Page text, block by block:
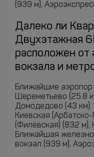
(939 м),
Далеко ли
Двухэтажная
расположен от
вокзала и
Ближайшие
Шереметьево (25.8
Домодедово (43
Киевская
(Филёвская) (832 м),
Ближайшая
вокзал (939 м),